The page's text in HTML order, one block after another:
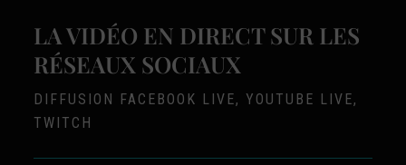
LA VIDÉO EN DIRECT SUR LES
RÉSEAUX SOCIAUX
DIFFUSION FACEBOOK LIVE, YOUTUBE LIVE,
TWITCH